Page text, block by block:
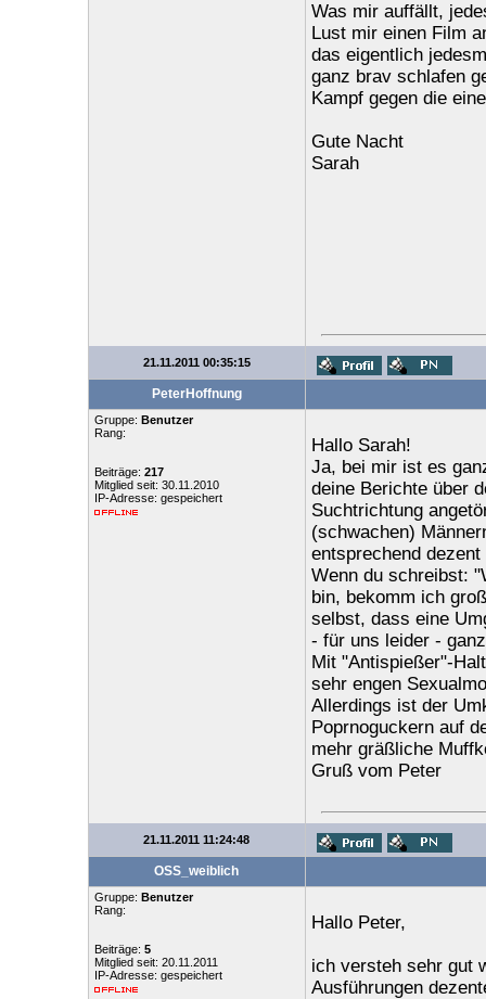
Was mir auffällt,
Lust mir einen Film
das eigentlich
ganz brav schlafen
Kampf gegen die
Gute Nacht
Sarah
21.11.2011 00:35:15
PeterHoffnung
Gruppe: Benutzer
Rang:
Beiträge: 217
Mitglied seit: 30.11.2010
IP-Adresse: gespeichert
Hallo Sarah!
Ja, bei mir ist es
deine Berichte über
Suchtrichtung
(schwachen)
entsprechend
Wenn du schreibst:
bin, bekomm ich
selbst, dass eine
- für uns leider -
Mit "Antispießer"-
sehr engen
Allerdings ist der
Poprnoguckern auf
mehr gräßliche
Gruß vom Peter
21.11.2011 11:24:48
OSS_weiblich
Gruppe: Benutzer
Rang:
Beiträge: 5
Mitglied seit: 20.11.2011
IP-Adresse: gespeichert
Hallo Peter,
ich versteh sehr gut
Ausführungen